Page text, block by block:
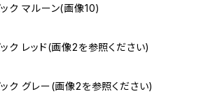
ク マルーン(画像10)
ク レッド(画像2を参照ください)
ク グレー(画像2を参照ください)